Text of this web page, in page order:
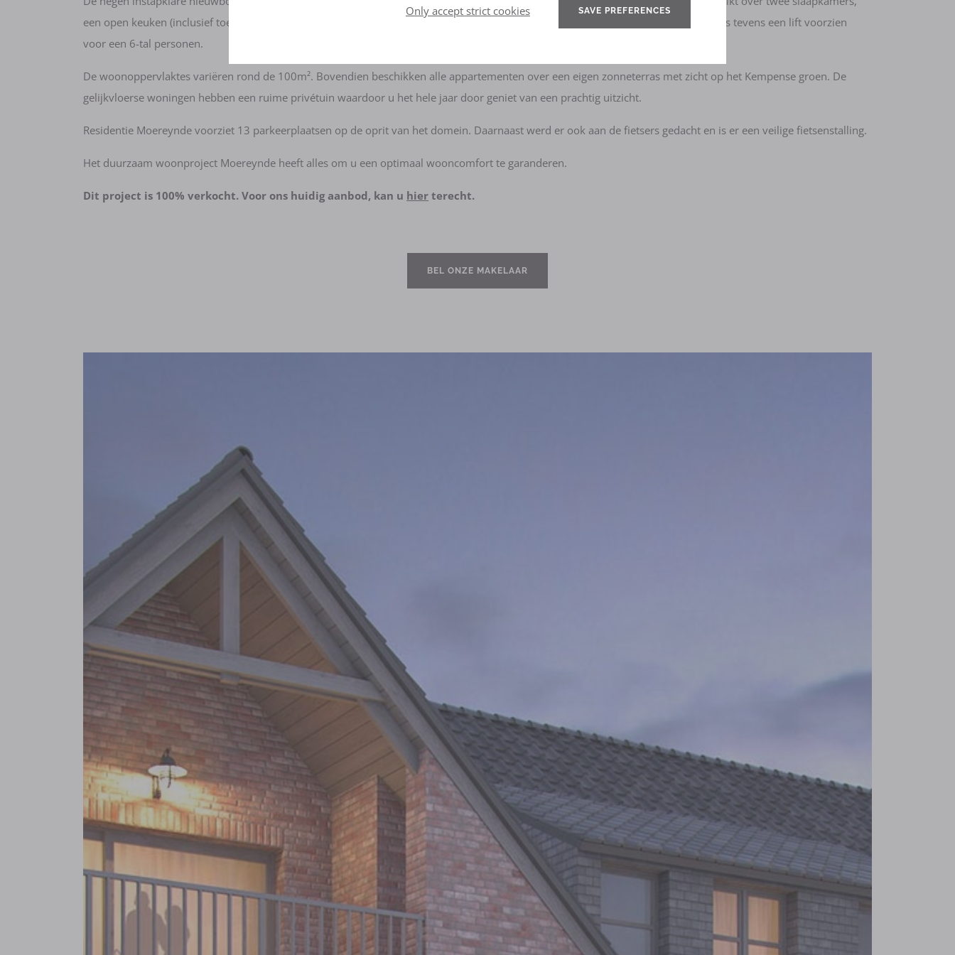
een open keuken (inclusief toestellen), een ruime woonkamer, een badkamer met inloopdouche, een aparte WC en een berging. Er is tevens een lift voorzien
voor een 6-tal personen.
De woonoppervlaktes variëren rond de 100m². Bovendien beschikken alle appartementen over een eigen zonneterras met zicht op het Kempense groen. De
gelijkvloerse woningen hebben een ruime privétuin waardoor u het hele jaar door geniet van een prachtig uitzicht.
Residentie Moereynde voorziet 13 parkeerplaatsen op de oprit van het domein. Daarnaast werd er ook aan de fietsers gedacht en is er een veilige fietsenstalling.
Het duurzaam woonproject Moereynde heeft alles om u een optimaal wooncomfort te garanderen.
Dit project is 100% verkocht. Voor ons huidig aanbod, kan u hier terecht.
BEL ONZE MAKELAAR
en kan niet gebruikt worden om u te identificeren. Het enige doel is om de website/onze
gegevens worden niet gedeeld met anderen.
Only accept strict cookies SAVE PREFERENCES